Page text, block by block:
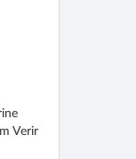
Verir